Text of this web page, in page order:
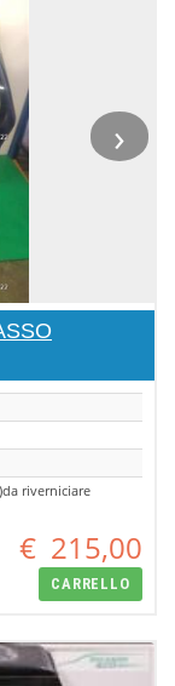
›
riverniciare
€ 215,00
CARRELLO